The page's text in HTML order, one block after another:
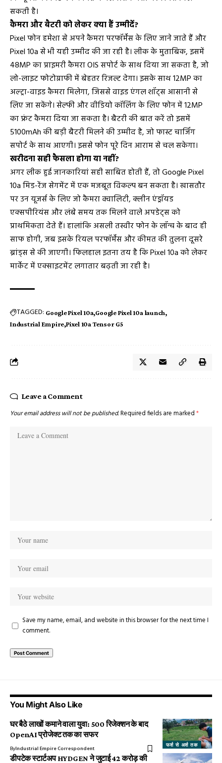
सकती है।
कैमरा और बैटरी को लेकर क्या हैं उम्मीदें?
Pixel फोन हमेशा से अपने कैमरा परफॉर्मेंस के लिए जाने जाते हैं और
Pixel 10a से भी यही उम्मीद की जा रही है। लीक के मुताबिक, इसमें
48MP का प्राइमरी कैमरा OIS सपोर्ट के साथ दिया जा सकता है, जो
लो-लाइट फोटोग्राफी में बेहतर रिजल्ट देगा। इसके साथ 12MP का
अल्ट्रा-वाइड कैमरा मिलेगा, जिससे वाइड एंगल शॉट्स आसानी से
लिए जा सकेंगे। सेल्फी और वीडियो कॉलिंग के लिए फोन में 12MP
का फ्रंट कैमरा दिया जा सकता है। बैटरी की बात करें तो इसमें
5100mAh की बड़ी बैटरी मिलने की उम्मीद है, जो फास्ट चार्जिंग
सपोर्ट के साथ आएगी। इससे फोन पूरे दिन आराम से चल सकेगा।
खरीदना सही फैसला होगा या नहीं?
अगर लीक हुई जानकारियां सही साबित होती हैं, तो Google Pixel
10a मिड-रेंज सेगमेंट में एक मजबूत विकल्प बन सकता है। खासतौर
पर उन यूजर्स के लिए जो कैमरा क्वालिटी, क्लीन एंड्रॉयड
एक्सपीरियंस और लंबे समय तक मिलने वाले अपडेट्स को
प्राथमिकता देते हैं। हालांकि असली तस्वीर फोन के लॉन्च के बाद ही
साफ होगी, जब इसके रियल परफॉर्मेंस और कीमत की तुलना दूसरे
ब्रांड्स से की जाएगी। फिलहाल इतना तय है कि Pixel 10a को लेकर
मार्केट में एक्साइटमेंट लगातार बढ़ती जा रही है।
TAGGED: Google Pixel 10a Google Pixel 10a launch
Industrial Empire Pixel 10a Tensor G5
Leave a Comment
Your email address will not be published.Required fields are marked *
Save my name, email, and website in this browser for the next time I
comment.
You Might Also Like
फर्श से अर्श तक
घर बैठे लाखों कमाने वाला युवा: 500 रिजेक्शन के बाद
OpenAI प्रोजेक्ट तक का सफर
ByIndustrial Empire Correspondent
डीपटेक स्टार्टअप HYDGEN ने जुटाई ₹42 करोड़ की